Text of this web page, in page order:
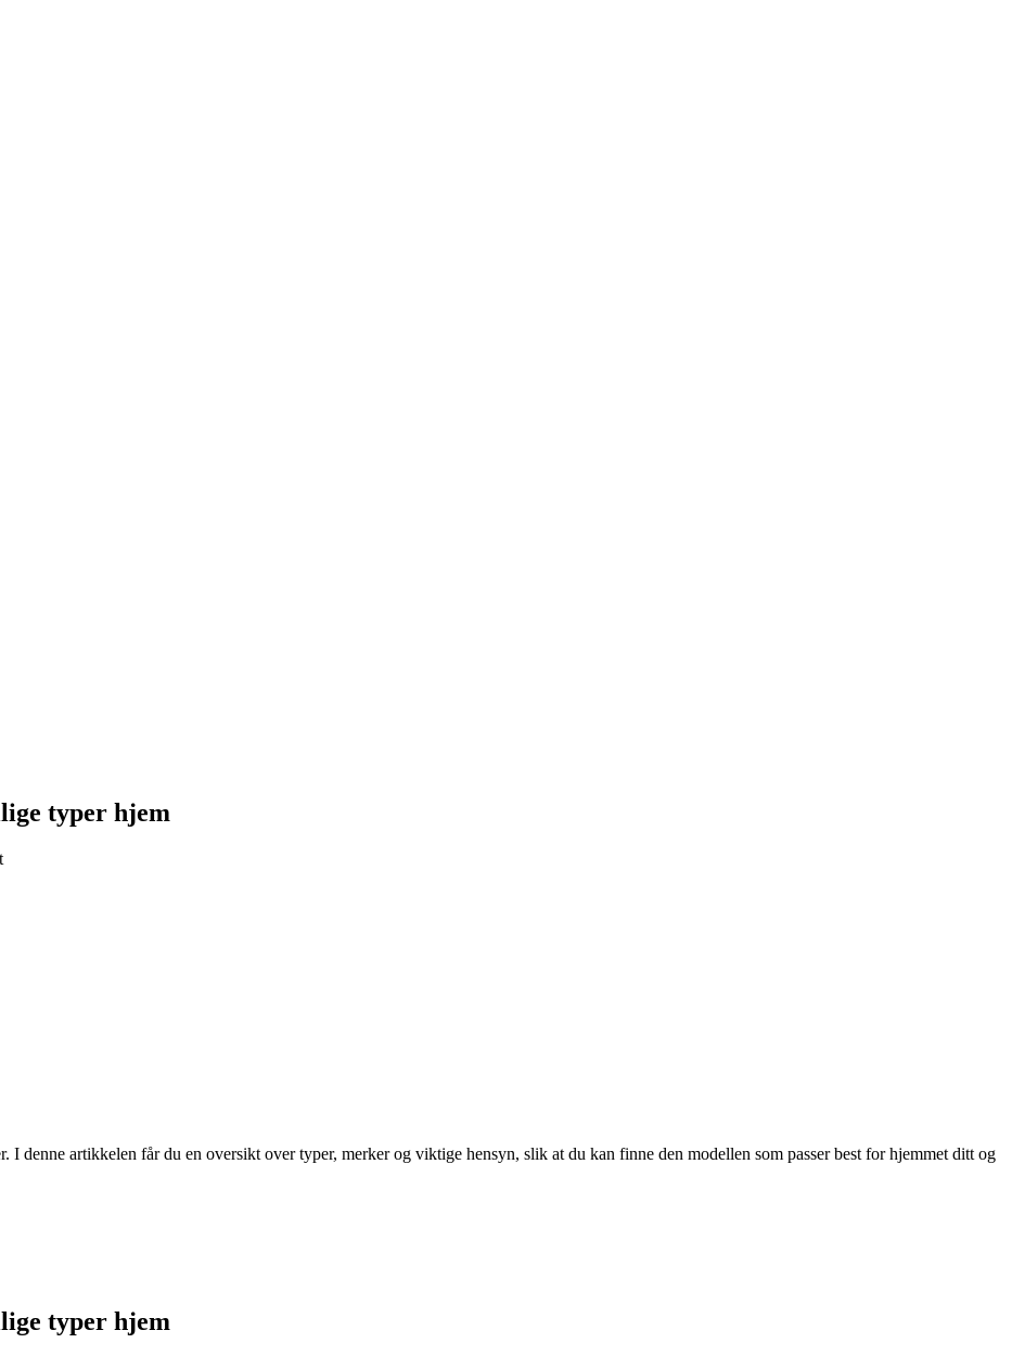
typer hjem
I denne artikkelen får du en oversikt over typer, merker og viktige hensyn, slik at du kan finne den modellen som passer best for hjemmet ditt og
typer hjem